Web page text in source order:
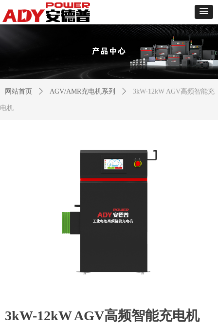
3kW-12kW AGV高频智能充电机
网站首页 ꄲ AGV/AMR充电机系列 ꄲ 3kW-12kW AGV高频智能充
电机